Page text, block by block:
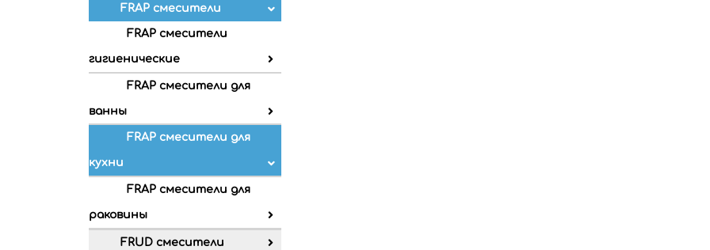
FRAP смесители
FRAP смесители
гигиенические
FRAP смесители для
ванны
FRAP смесители для
кухни
FRAP смесители для
раковины
FRUD смесители